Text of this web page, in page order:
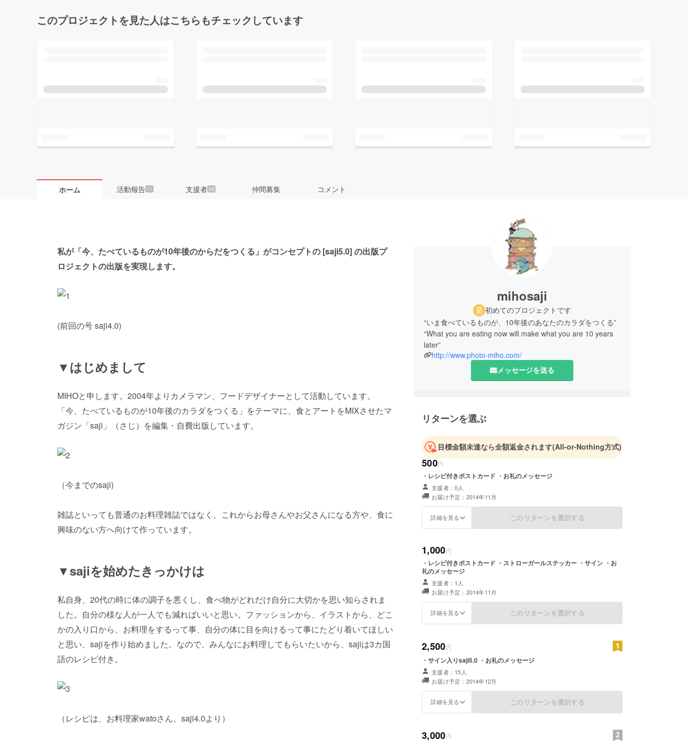
このプロジェクトを見た人はこちらもチェックしています
ホーム 活動報告 11 支援者35 仲間募集 コメント
私が「今、たべているものが10年後のからだをつくる」がコンセプトの [saji5.0] の出版プ
ロジェクトの出版を実現します。
(前回の号 saji4.0)
▼はじめまして
MIHOと申します。2004年よりカメラマン、フードデザイナーとして活動しています。
「今、たべているものが10年後のカラダをつくる」をテーマに、食とアートをMIXさせたマ
ガジン「saji」（さじ）を編集・自費出版しています。
（今までのsaji)
雑誌といっても普通のお料理雑誌ではなく、これからお母さんやお父さんになる方や、食に
興味のない方へ向けて作っています。
▼sajiを始めたきっかけは
私自身、20代の時に体の調子を悪くし、食べ物がどれだけ自分に大切かを思い知らされま
した。自分の様な人が一人でも減ればいいと思い。ファッションから、イラストから、どこ
かの入り口から、お料理をするって事、自分の体に目を向けるって事にたどり着いてほしい
と思い、sajiを作り始めました。なので、みんなにお料理してもらいたいから、sajiは3カ国
語のレシピ付き。
（レシピは、お料理家watoさん、saji4.0より）
mihosaji
初めてのプロジェクトです
“いま食べているものが、10年後のあなたのカラダをつくる”
“What you are eating now will make what you are 10 years
later”
http://www.photo-miho.com/
メッセージを送る
リターンを選ぶ
目標金額未達なら全額返金されます(All-or-Nothing方式)
500円
・レシピ付きポストカード ・お礼のメッセージ
支援者：0人
お届け予定：2014年11月
詳細を見る このリターンを選択する
1,000円
・レシピ付きポストカード ・ストローガールステッカー ・サイン ・お
礼のメッセージ
支援者：1人
お届け予定：2014年11月
詳細を見る このリターンを選択する
2,500円
・サイン入りsaji5.0 ・お礼のメッセージ
支援者：15人
お届け予定：2014年12月
詳細を見る このリターンを選択する
3,000円